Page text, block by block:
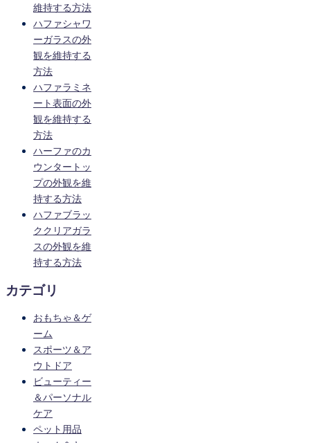
維持する方法
ハファシャワ
ーガラスの外
観を維持する
方法
ハファラミネ
ート表面の外
観を維持する
方法
ハーファのカ
ウンタートッ
プの外観を維
持する方法
ハファブラッ
ククリアガラ
スの外観を維
持する方法
カテゴリ
おもちゃ＆ゲ
ーム
スポーツ＆ア
ウトドア
ビューティー
＆パーソナル
ケア
ペット用品